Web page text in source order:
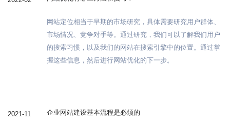
网站定位相当于早期的市场研究，具体需要研究用户群体、
市场情况、竞争对手等。通过研究，我们可以了解我们用户
的搜索习惯，以及我们的网站在搜索引擎中的位置。通过掌
握这些信息，然后进行网站优化的下一步。
2021-11 企业网站建设基本流程是必须的